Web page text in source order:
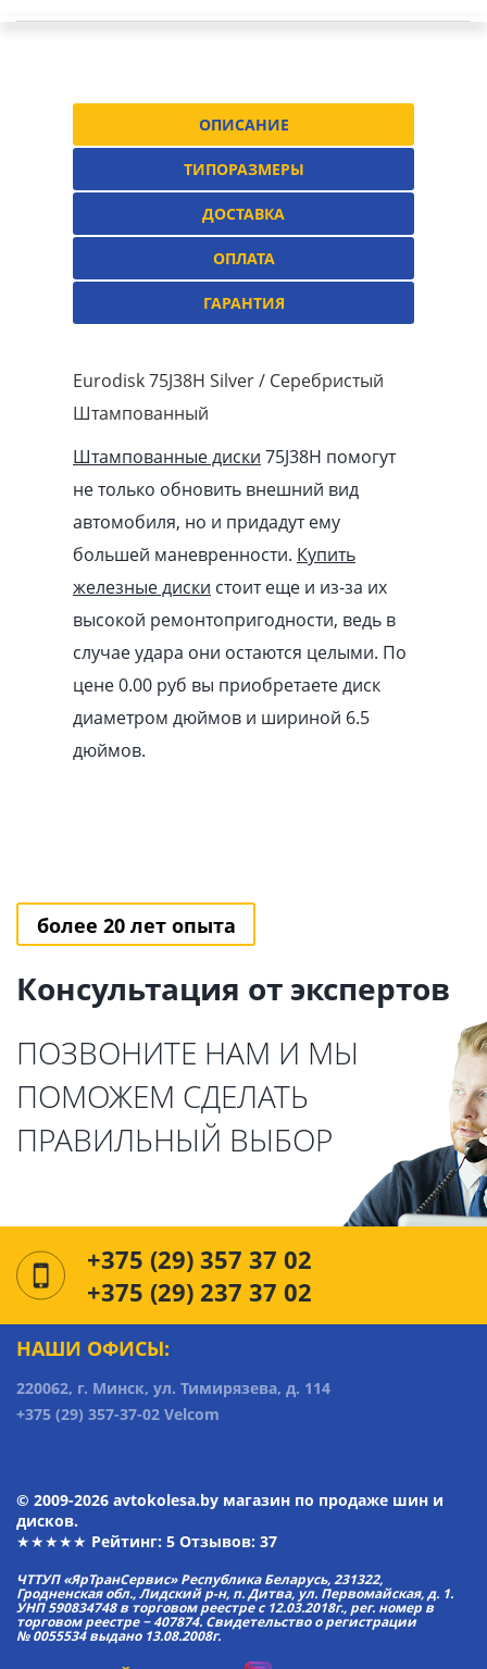
ОПИСАНИЕ
ТИПОРАЗМЕРЫ
ДОСТАВКА
ОПЛАТА
ГАРАНТИЯ
Eurodisk 75J38H Silver / Серебристый
Штампованный
Штампованные диски 75J38H помогут
не только обновить внешний вид
автомобиля, но и придадут ему
большей маневренности. Купить
железные диски стоит еще и из-за их
высокой ремонтопригодности, ведь в
случае удара они остаются целыми. По
цене 0.00 pуб вы приобретаете диск
диаметром дюймов и шириной 6.5
дюймов.
более 20 лет опыта
Консультация от экспертов
ПОЗВОНИТЕ НАМ И МЫ
ПОМОЖЕМ СДЕЛАТЬ
ПРАВИЛЬНЫЙ ВЫБОР
+375 (29) 357 37 02
+375 (29) 237 37 02
НАШИ ОФИСЫ:
220062, г. Минск, ул. Тимирязева, д. 114
+375 (29) 357-37-02 Velcom
© 2009-2026 avtokolesa.by магазин по продаже шин и
дисков.
★★★★★ Рейтинг: 5 Отзывов: 37
ЧТТУП «ЯрТранСервис» Республика Беларусь, 231322,
Гродненская обл., Лидский р-н, п. Дитва, ул. Первомайская, д. 1.
УНП 590834748 в торговом реестре с 12.03.2018г., рег. номер в
торговом реестре − 407874. Свидетельство о регистрации
№ 0055534 выдано 13.08.2008г.